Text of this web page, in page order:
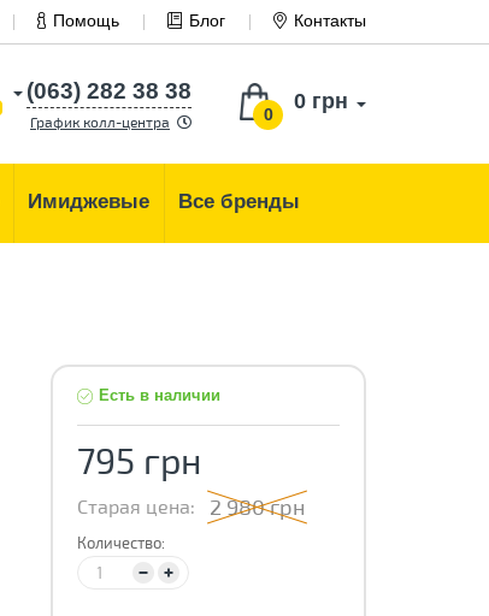
Помощь Блог Контакты
0
0 грн
(063) 282 38 38
График колл-центра
Имиджевые Все бренды
Есть в наличии
795 грн
Старая цена: 2 980 грн
Количество: